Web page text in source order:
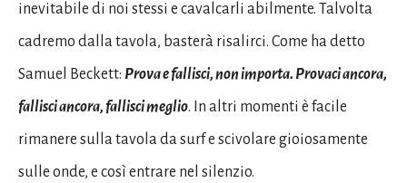
inevitabile di noi stessi e cavalcarli abilmente. Talvolta
cadremo dalla tavola, basterà risalirci. Come ha detto
Samuel Beckett: Prova e fallisci, non importa. Provaci ancora,
fallisci ancora, fallisci meglio. In altri momenti è facile
rimanere sulla tavola da surf e scivolare gioiosamente
sulle onde, e così entrare nel silenzio.